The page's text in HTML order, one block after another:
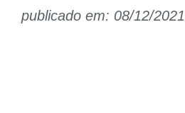
publicado em: 08/12/2021